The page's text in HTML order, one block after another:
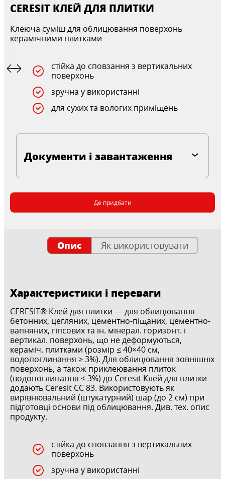
CERESIT КЛЕЙ ДЛЯ ПЛИТКИ
Клеюча суміш для облицювання поверхонь
керамічними плитками
стійка до сповзання з вертикальних
поверхонь
зручна у використанні
для сухих та вологих приміщень
Документи і завантаження
Де придбати
Опис Як використовувати
Характеристики і переваги
CERESIT® Клей для плитки — для облицювання
бетонних, цегляних, цементно-піщаних, цементно-
вапняних, гіпсових та ін. мінерал. горизонт. і
вертикал. поверхонь, що не деформуються,
кераміч. плитками (розмір ≤ 40×40 см,
водопоглинання ≥ 3%). Для облицювання зовнішніх
поверхонь, а також приклеювання плиток
(водопоглинання < 3%) до Ceresit Клей для плитки
додають Ceresit СС 83. Використовують як
вирівнювальний (штукатурний) шар (до 2 см) при
підготовці основи під облицювання. Див. тех. опис
продукту.
стійка до сповзання з вертикальних
поверхонь
зручна у використанні